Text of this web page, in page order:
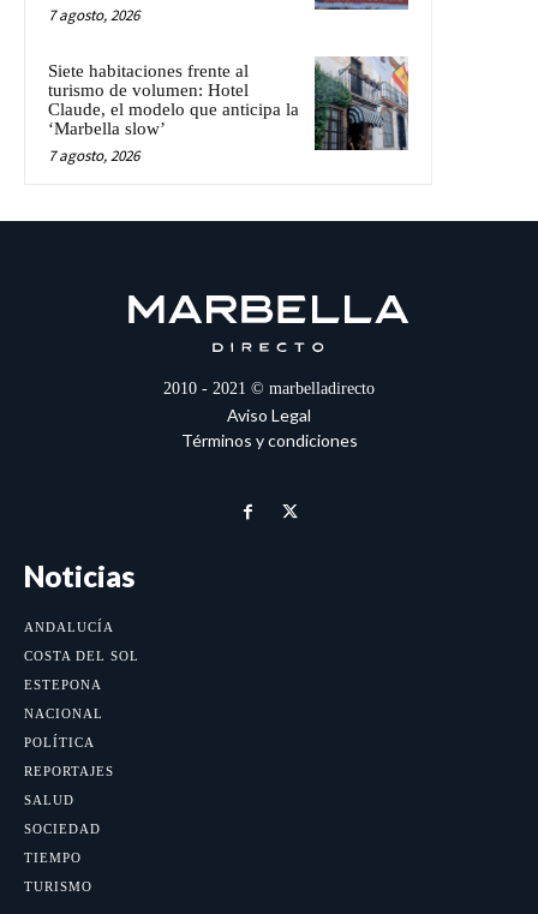
7 agosto, 2026
Siete habitaciones frente al
turismo de volumen: Hotel
Claude, el modelo que anticipa la
‘Marbella slow’
7 agosto, 2026
2010 - 2021 © marbelladirecto
Aviso Legal
Términos y condiciones
Noticias
ANDALUCÍA
COSTA DEL SOL
ESTEPONA
NACIONAL
POLÍTICA
REPORTAJES
SALUD
SOCIEDAD
TIEMPO
TURISMO